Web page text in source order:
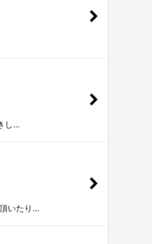
し…
いたり…